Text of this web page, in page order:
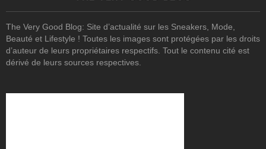
The Very Good Blog: Site d’actualité sur les Sneakers, Mode,
Beauté et Lifestyle ! Toutes les images sont protégées par les droits
d’auteur de leurs propriétaires respectifs. Tout le contenu cité est
dérivé de leurs sources respectives.